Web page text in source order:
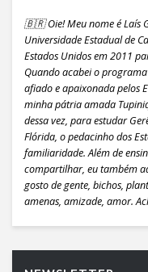
🇧🇷 Oie! Meu nome é Laís
Universidade Estadual de
Estados Unidos em 2011
Quando acabei o
afiado e apaixonada pelos
minha pátria amada
dessa vez, para estudar
Flórida, o pedacinho dos
familiaridade. Além de
compartilhar, eu também
gosto de gente, bichos,
amenas, amizade, amor.